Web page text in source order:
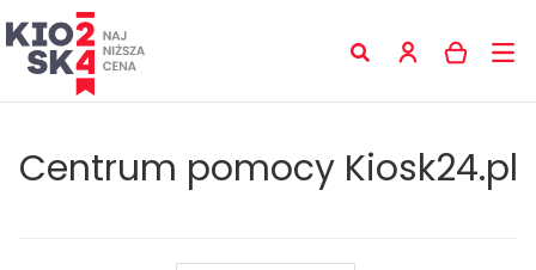
Centrum pomocy Kiosk24.pl